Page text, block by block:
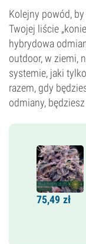
Kolejny powód,
Twojej liście
hybrydowa
outdoor, w ziemi,
systemie, jaki
razem, gdy
odmiany,
Rodzice
75,49 zł